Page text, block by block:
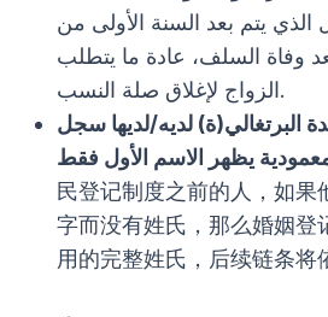
الذي يتم بعد السنة الأولى من
وفاة السلف، عادة ما يتطلب
الزواج لإغلاق صلة النسب.
البرتغالي(ة) لديه/لديها سجل
民登记制度之前的人，如果
字而没有姓氏，那么婚姻登
用的完整姓氏，后续链条将